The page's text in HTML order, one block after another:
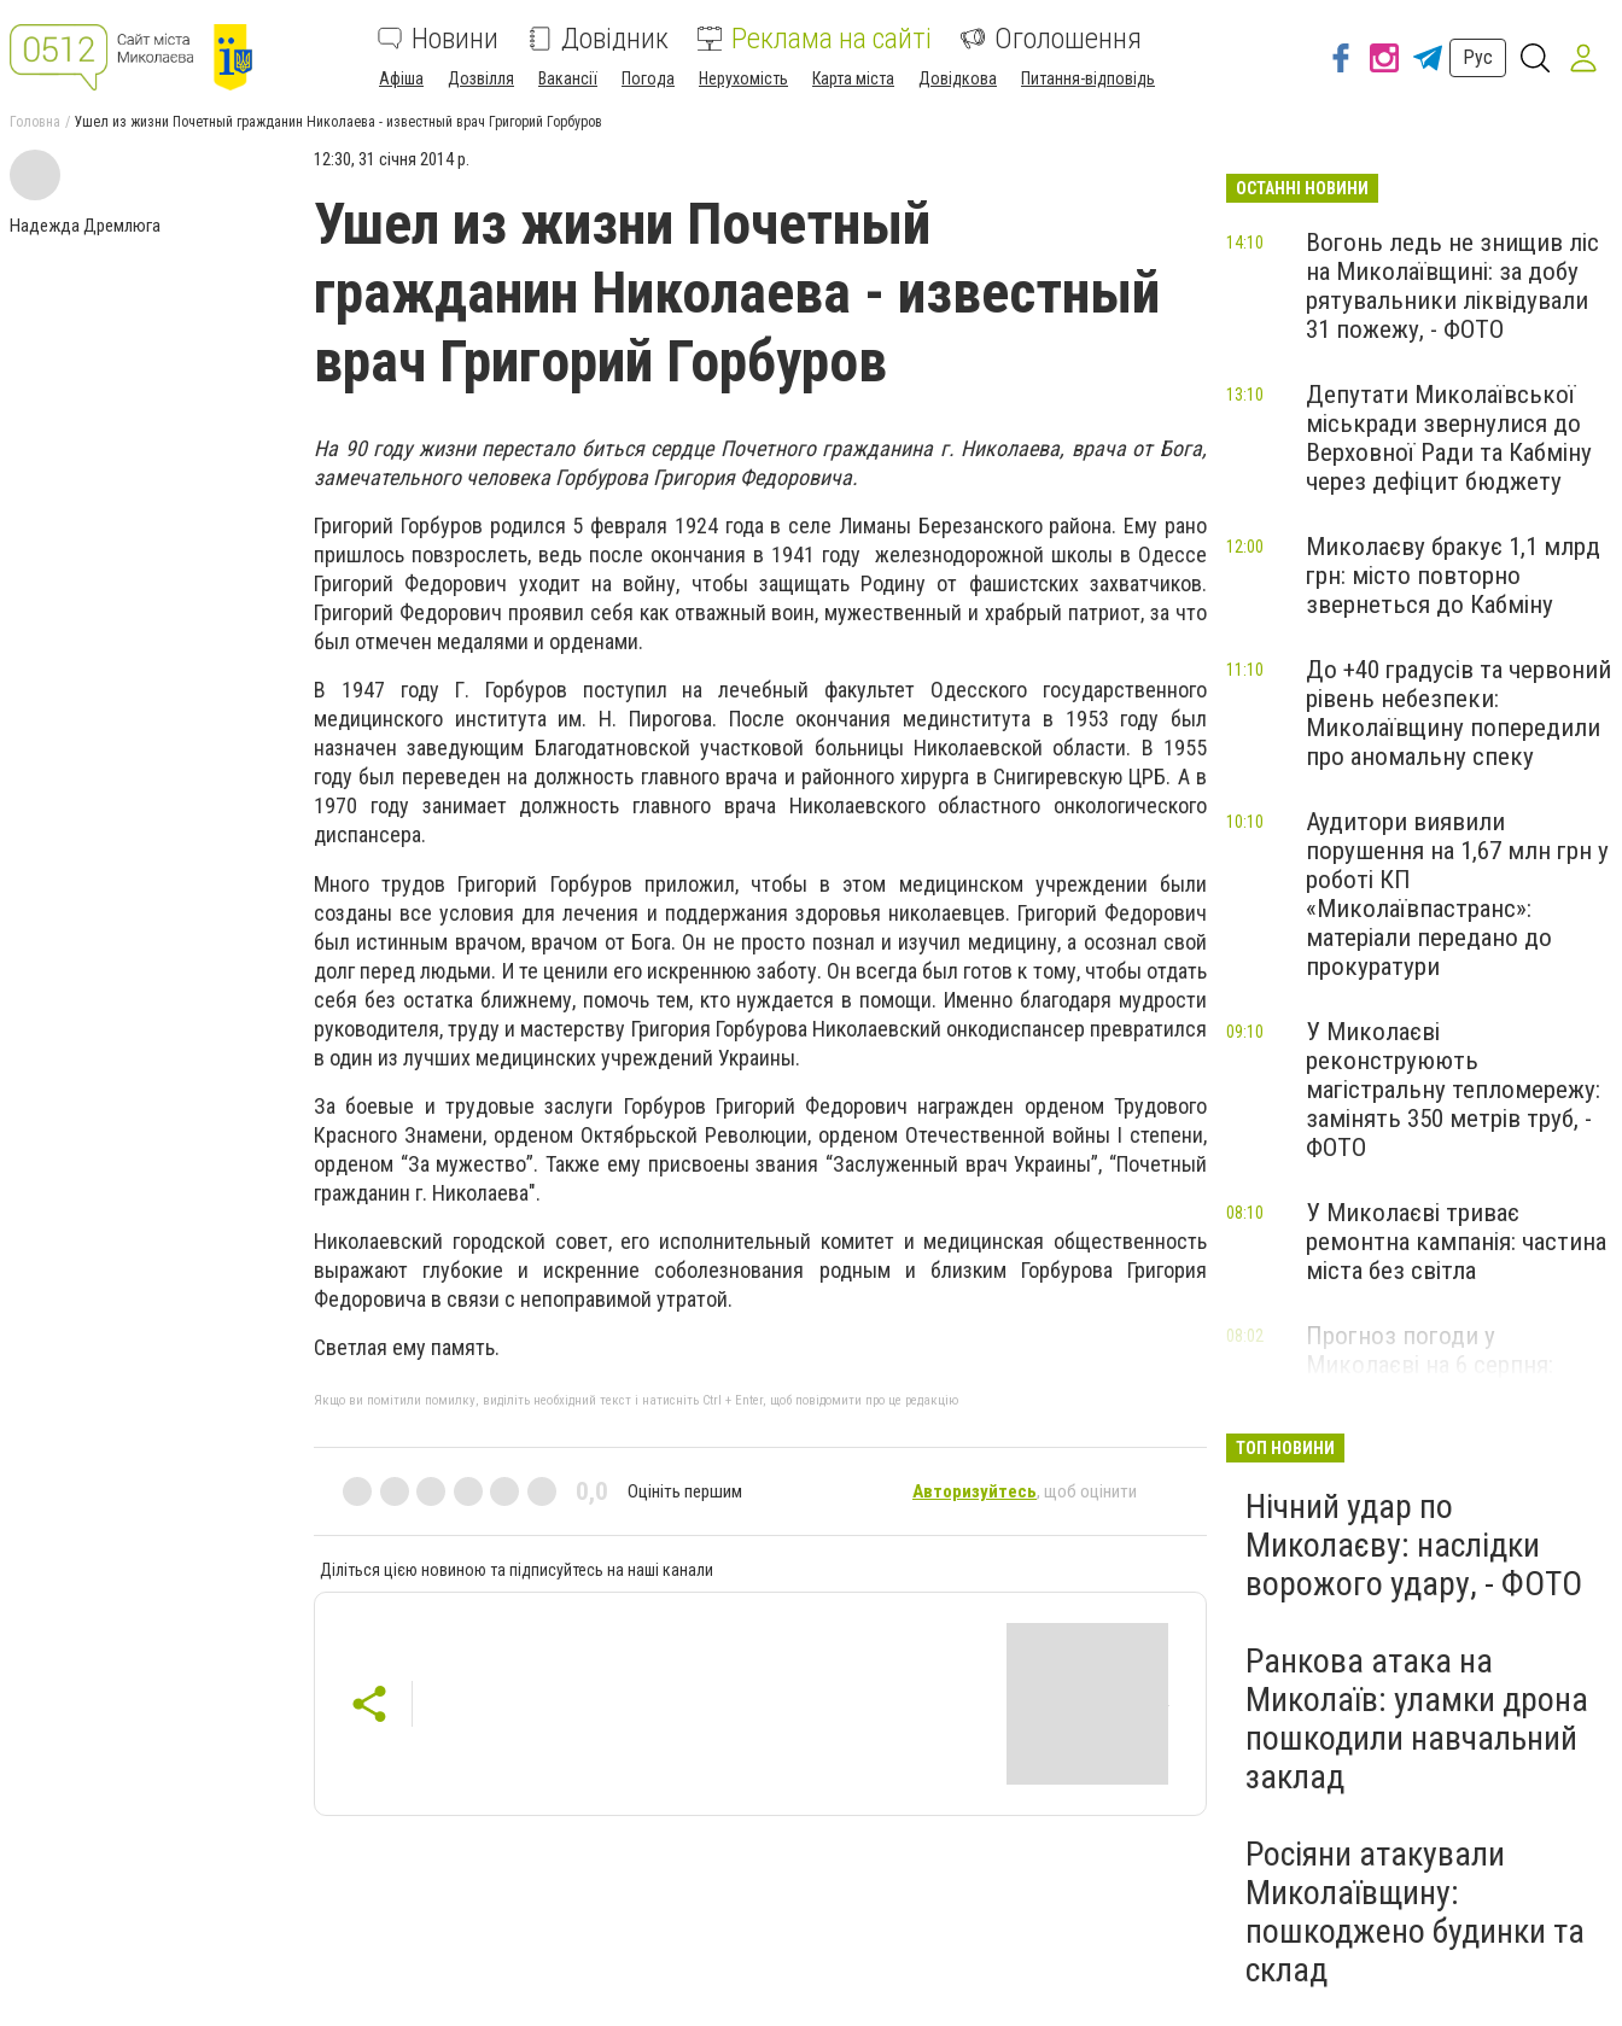
Новини Довідник Реклама на сайті Оголошення
Афіша Дозвілля Вакансії Погода Нерухомість Карта міста Довідкова Питання-відповідь
Рус
Головна Ушел из жизни Почетный гражданин Николаева - известный врач Григорий Горбуров
Надежда Дремлюга
12:30, 31 січня 2014 р.
Ушел из жизни Почетный
гражданин Николаева - известный
врач Григорий Горбуров
На 90 году жизни перестало биться сердце Почетного гражданина г. Николаева, врача от Бога,
замечательного человека Горбурова Григория Федоровича.
Григорий Горбуров родился 5 февраля 1924 года в селе Лиманы Березанского района. Ему рано
пришлось повзрослеть, ведь после окончания в 1941 году железнодорожной школы в Одессе
Григорий Федорович уходит на войну, чтобы защищать Родину от фашистских захватчиков.
Григорий Федорович проявил себя как отважный воин, мужественный и храбрый патриот, за что
был отмечен медалями и орденами.
В 1947 году Г. Горбуров поступил на лечебный факультет Одесского государственного
медицинского института им. Н. Пирогова. После окончания мединститута в 1953 году был
назначен заведующим Благодатновской участковой больницы Николаевской области. В 1955
году был переведен на должность главного врача и районного хирурга в Снигиревскую ЦРБ. А в
1970 году занимает должность главного врача Николаевского областного онкологического
диспансера.
Много трудов Григорий Горбуров приложил, чтобы в этом медицинском учреждении были
созданы все условия для лечения и поддержания здоровья николаевцев. Григорий Федорович
был истинным врачом, врачом от Бога. Он не просто познал и изучил медицину, а осознал свой
долг перед людьми. И те ценили его искреннюю заботу. Он всегда был готов к тому, чтобы отдать
себя без остатка ближнему, помочь тем, кто нуждается в помощи. Именно благодаря мудрости
руководителя, труду и мастерству Григория Горбурова Николаевский онкодиспансер превратился
в один из лучших медицинских учреждений Украины.
За боевые и трудовые заслуги Горбуров Григорий Федорович награжден орденом Трудового
Красного Знамени, орденом Октябрьской Революции, орденом Отечественной войны І степени,
орденом “За мужество”. Также ему присвоены звания “Заслуженный врач Украины”, “Почетный
гражданин г. Николаева".
Николаевский городской совет, его исполнительный комитет и медицинская общественность
выражают глубокие и искренние соболезнования родным и близким Горбурова Григория
Федоровича в связи с непоправимой утратой.
Светлая ему память.
Якщо ви помітили помилку, виділіть необхідний текст і натисніть Ctrl + Enter, щоб повідомити про це редакцію
0,0 Оцініть першим Авторизуйтесь, щоб оцінити
Діліться цією новиною та підписуйтесь на наші канали
ОСТАННІ НОВИНИ
Вогонь ледь не знищив ліс
на Миколаївщині: за добу
рятувальники ліквідували
31 пожежу, - ФОТО
14:10
Депутати Миколаївської
міськради звернулися до
Верховної Ради та Кабміну
через дефіцит бюджету
13:10
Миколаєву бракує 1,1 млрд
грн: місто повторно
звернеться до Кабміну
12:00
До +40 градусів та червоний
рівень небезпеки:
Миколаївщину попередили
про аномальну спеку
11:10
Аудитори виявили
порушення на 1,67 млн грн у
роботі КП
«Миколаївпастранс»:
матеріали передано до
прокуратури
10:10
У Миколаєві
реконструюють
магістральну тепломережу:
замінять 350 метрів труб, -
ФОТО
09:10
У Миколаєві триває
ремонтна кампанія: частина
міста без світла
08:10
Прогноз погоди у
Миколаєві на 6 серпня:
08:02
ТОП НОВИНИ
Нічний удар по
Миколаєву: наслідки
ворожого удару, - ФОТО
Ранкова атака на
Миколаїв: уламки дрона
пошкодили навчальний
заклад
Росіяни атакували
Миколаївщину:
пошкоджено будинки та
склад